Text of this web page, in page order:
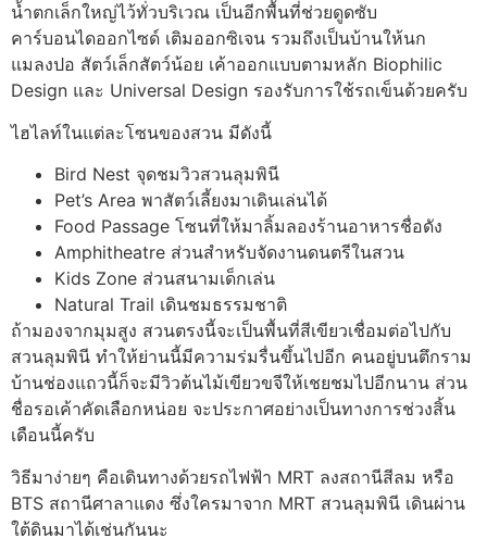
น้ำตกเล็กใหญ่ไว้ทั่วบริเวณ เป็นอีกพื้นที่ช่วยดูดซับ
คาร์บอนไดออกไซด์ เติมออกซิเจน รวมถึงเป็นบ้านให้นก
แมลงปอ สัตว์เล็กสัตว์น้อย เค้าออกแบบตามหลัก Biophilic
Design และ Universal Design รองรับการใช้รถเข็นด้วยครับ
​ไฮไลท์ในแต่ละโซนของสวน มีดังนี้
Bird Nest จุดชมวิวสวนลุมพินี
Pet’s Area พาสัตว์เลี้ยงมาเดินเล่นได้
Food Passage โซนที่ให้มาลิ้มลองร้านอาหารชื่อดัง
Amphitheatre ส่วนสำหรับจัดงานดนตรีในสวน
Kids Zone ส่วนสนามเด็กเล่น
Natural Trail เดินชมธรรมชาติ
​ถ้ามองจากมุมสูง สวนตรงนี้จะเป็นพื้นที่สีเขียวเชื่อมต่อไปกับ
สวนลุมพินี ทำให้ย่านนี้มีความร่มรื่นขึ้นไปอีก คนอยู่บนตึกราม
บ้านช่องแถวนี้ก็จะมีวิวต้นไม้เขียวขจีให้เชยชมไปอีกนาน ส่วน
ชื่อรอเค้าคัดเลือกหน่อย จะประกาศอย่างเป็นทางการช่วงสิ้น
เดือนนี้ครับ
​วิธีมาง่ายๆ คือเดินทางด้วยรถไฟฟ้า MRT ลงสถานีสีลม หรือ
BTS สถานีศาลาแดง ซึ่งใครมาจาก MRT สวนลุมพินี เดินผ่าน
ใต้ดินมาได้เช่นกันนะ